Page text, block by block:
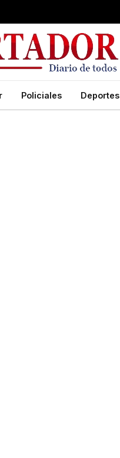
Policiales Deportes